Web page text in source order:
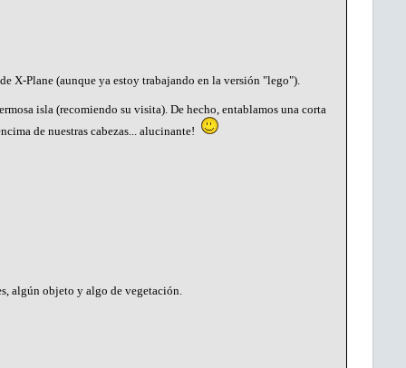
X-Plane (aunque ya estoy trabajando en la versión "lego").
isla (recomiendo su visita). De hecho, entablamos una corta
de nuestras cabezas... alucinante!
algún objeto y algo de vegetación.